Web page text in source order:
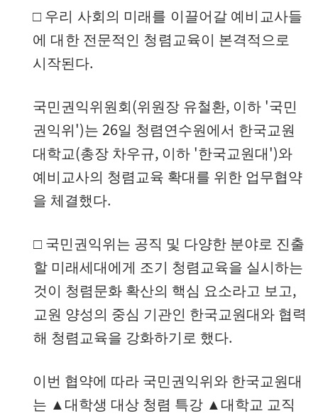
□ 우리 사회의 미래를 이끌어갈 예비교사들
에 대한 전문적인 청렴교육이
본격적으로
시작된다.
국민권익위원회 (위원장 유철환, 이하 '국민
권익위 ')는26일 청렴연수원에서 한국교원
대학교(총장 차우규, 이하 '한국교원대 ')와
예비교사의 청렴교육 확대를 위한 업무협약
을 체결했다.
□ 국민권익위는 공직 및 다양한 분야로 진출
할 미래세대에게 조기 청렴교육을 실시하는
것이 청렴문화 확산의 핵심 요소라고 보고,
교원 양성의 중심 기관인 한국교원대와 협력
해 청렴교육을 강화하기로 했다.
이번 협약에 따라 국민권익위와 한국교원대
는 ▲ 대학생 대상 청렴 특강 ▲ 대학교 교직